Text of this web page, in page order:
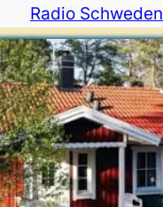
Radio Schweden